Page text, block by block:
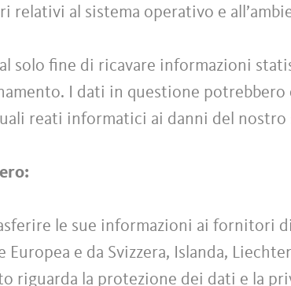
relativi al sistema operativo e
solo fine di ricavare informazioni
I dati in questione potrebbero
reati informatici ai danni del nostro
le sue informazioni ai fornitori di
e da Svizzera, Islanda,
riguarda la protezione dei dati e la